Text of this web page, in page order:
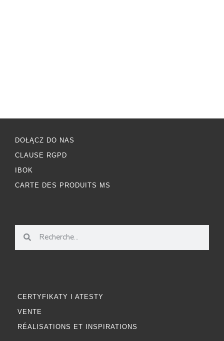
DOŁĄCZ DO NAS
CLAUSE RGPD
IBOK
CARTE DES PRODUITS MS
CERTYFIKATY I ATESTY
VENTE
RÉALISATIONS ET INSPIRATIONS